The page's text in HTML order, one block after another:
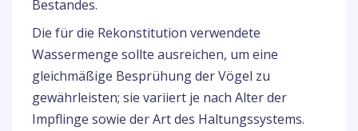
Bestandes.
Die für die Rekonstitution verwendete
Wassermenge sollte ausreichen, um eine
gleichmäßige Besprühung der Vögel zu
gewährleisten; sie variiert je nach Alter der
Impflinge sowie der Art des Haltungssystems.